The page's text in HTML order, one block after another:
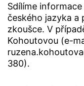
Sdílíme
českého jazyka a
zkoušce. V
Kohoutovou (e-
380).